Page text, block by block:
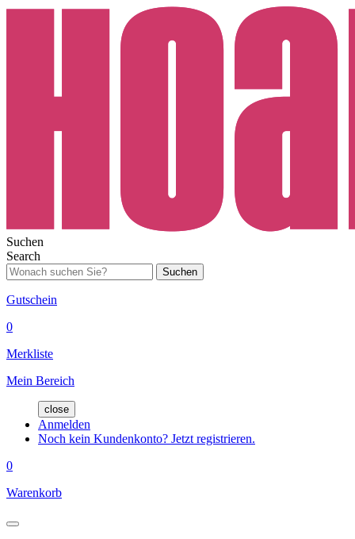
Suchen
Search
Suchen
Gutschein
0
Merkliste
Mein Bereich
close
Anmelden
Noch kein Kundenkonto? Jetzt registrieren.
0
Warenkorb